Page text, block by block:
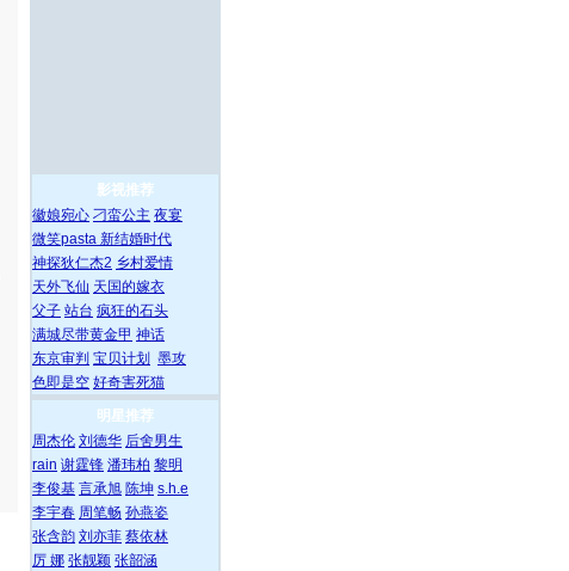
影视推荐
徽娘宛心 刁蛮公主 夜宴
微笑pasta 新结婚时代
神探狄仁杰2 乡村爱情
天外飞仙 天国的嫁衣
父子 站台 疯狂的石头
满城尽带黄金甲 神话
东京审判 宝贝计划
墨攻
色即是空 好奇害死猫
明星推荐
周杰伦 刘德华 后舍男生
rain 谢霆锋 潘玮柏 黎明
李俊基 言承旭 陈坤 s.h.e
李宇春 周笔畅 孙燕姿
张含韵 刘亦菲 蔡依林
厉 娜 张靓颖 张韶涵